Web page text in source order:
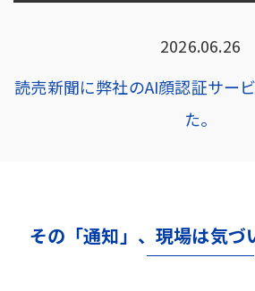
2026.06.26
読売新聞に弊社のAI顔認証サー
た。
その「通知」、現場は気づ